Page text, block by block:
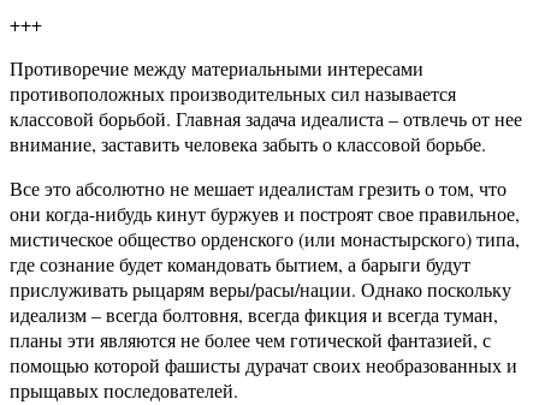
+++
Противоречие между материальными интересами
противоположных производительных сил называется
классовой борьбой. Главная задача идеалиста – отвлечь от нее
внимание, заставить человека забыть о классовой борьбе.
Все это абсолютно не мешает идеалистам грезить о том, что
они когда-нибудь кинут буржуев и построят свое правильное,
мистическое общество орденского (или монастырского) типа,
где сознание будет командовать бытием, а барыги будут
прислуживать рыцарям веры/расы/нации. Однако поскольку
идеализм – всегда болтовня, всегда фикция и всегда туман,
планы эти являются не более чем готической фантазией, с
помощью которой фашисты дурачат своих необразованных и
прыщавых последователей.